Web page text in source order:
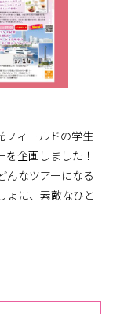
フィールドの学生
企画しました！
んなツアーになる
ょに、素敵なひと